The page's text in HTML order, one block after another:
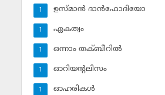
ഉസ്മാന്‍ ദാന്‍ഫോദിയോ
1
ഏകത്വം
1
ഒന്നാം തക്ബീറില്‍
1
ഓറിയന്റലിസം
1
ഓഹരികള്‍
1